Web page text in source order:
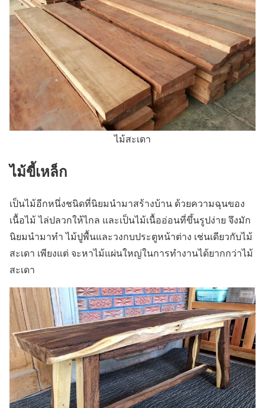
ไม้สะเดา
ไม้ขี้เหล็ก
เป็นไม้อีกหนึ่งชนิดที่นิยมนำมาสร้างบ้าน ด้วยความฉุนของ
เนื้อไม้ ไล่ปลวกให้ไกล และเป็นไม้เนื้ออ่อนที่ขึ้นรูปง่าย จึงมัก
นิยมนำมาทำ ไม้ปูพื้นและวงกบประตูหน้าต่าง เช่นเดียวกับไม้
สะเดา เพียงแต่ จะหาไม้แผ่นใหญ่ในการทำงานได้ยากกว่าไม้
สะเดา